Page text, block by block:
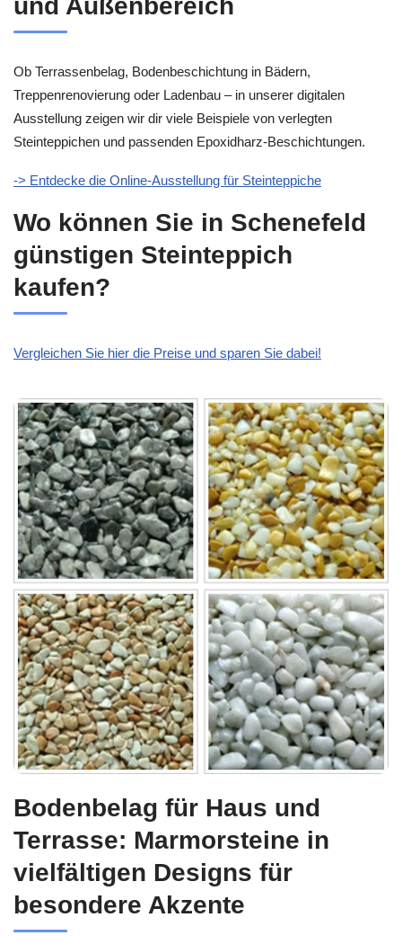
und Außenbereich
Ob Terrassenbelag, Bodenbeschichtung in Bädern,
Treppenrenovierung oder Ladenbau – in unserer digitalen
Ausstellung zeigen wir dir viele Beispiele von verlegten
Steinteppichen und passenden Epoxidharz-Beschichtungen.
-> Entdecke die Online-Ausstellung für Steinteppiche
Wo können Sie in Schenefeld
günstigen Steinteppich
kaufen?
Vergleichen Sie hier die Preise und sparen Sie dabei!
Bodenbelag für Haus und
Terrasse: Marmorsteine in
vielfältigen Designs für
besondere Akzente